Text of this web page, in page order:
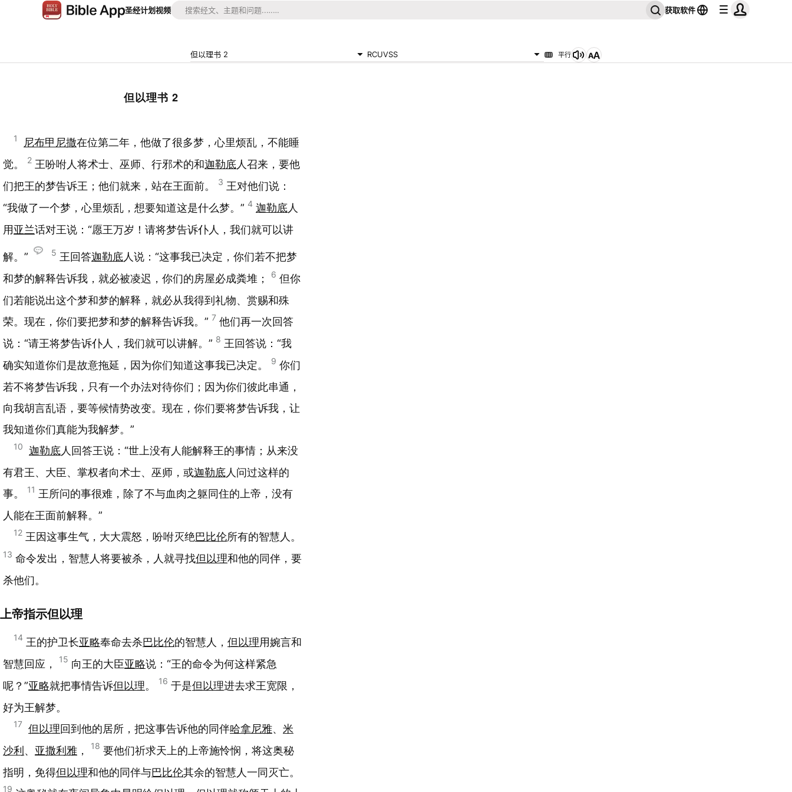
圣经计划视频 获取软件
但以理书 2 RCUVSS 平行
但以理书 2
1 尼布甲尼撒在位第二年，他做了很多梦，心里烦乱，不能睡
觉。
2 王吩咐人将术士、巫师、行邪术的和迦勒底人召来，要他
们把王的梦告诉王；他们就来，站在王面前。
3 王对他们说：
“我做了一个梦，心里烦乱，想要知道这是什么梦。” 4 迦勒底人
用亚兰话对王说：“愿王万岁！请将梦告诉仆人，我们就可以讲
解。” 5 王回答迦勒底人说：“这事我已决定，你们若不把梦
和梦的解释告诉我，就必被凌迟，你们的房屋必成粪堆；
6 但你
们若能说出这个梦和梦的解释，就必从我得到礼物、赏赐和殊
荣。现在，你们要把梦和梦的解释告诉我。” 7 他们再一次回答
说：“请王将梦告诉仆人，我们就可以讲解。” 8 王回答说：“我
确实知道你们是故意拖延，因为你们知道这事我已决定。
9 你们
若不将梦告诉我，只有一个办法对待你们；因为你们彼此串通，
向我胡言乱语，要等候情势改变。现在，你们要将梦告诉我，让
我知道你们真能为我解梦。”
10 迦勒底人回答王说：“世上没有人能解释王的事情；从来没
有君王、大臣、掌权者向术士、巫师，或迦勒底人问过这样的
事。
11 王所问的事很难，除了不与血肉之躯同住的上帝，没有
人能在王面前解释。”
12 王因这事生气，大大震怒，吩咐灭绝巴比伦所有的智慧人。
13 命令发出，智慧人将要被杀，人就寻找但以理和他的同伴，要
杀他们。
上帝指示但以理
14 王的护卫长亚略奉命去杀巴比伦的智慧人， 但以理用婉言和
智慧回应，
15 向王的大臣亚略说：“王的命令为何这样紧急
呢？”亚略就把事情告诉但以理。 16 于是但以理进去求王宽限，
好为王解梦。
17 但以理回到他的居所，把这事告诉他的同伴哈拿尼雅、 米
沙利、 亚撒利雅 ， 18 要他们祈求天上的上帝施怜悯，将这奥秘
指明，免得但以理和他的同伴与巴比伦其余的智慧人一同灭亡。
19